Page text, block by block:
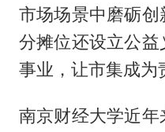
市场场景中磨砺
分摊位还设立公
事业，让市集成为
南京财经大学近